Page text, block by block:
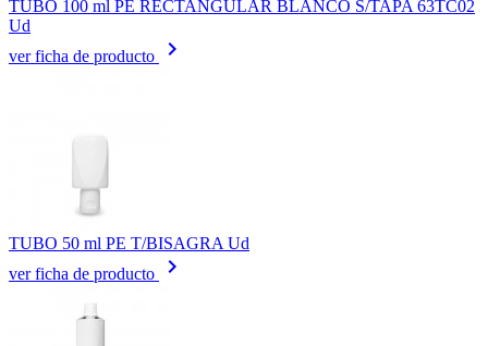
TUBO 100 ml PE RECTANGULAR BLANCO S/TAPA 63TC02
Ud
ver ficha de producto
keyboard_arrow_right
TUBO 50 ml PE T/BISAGRA Ud
ver ficha de producto
keyboard_arrow_right